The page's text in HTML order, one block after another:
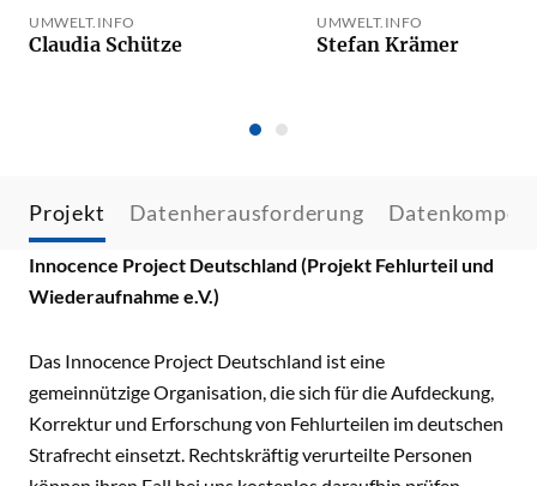
UMWELT.INFO
Claudia Schütze
UMWELT.INFO
Stefan Krämer
Projekt Datenherausforderung
Innocence Project Deutschland (Projekt Fehlurteil und
Wiederaufnahme e.V.)
Das Innocence Project Deutschland ist eine
gemeinnützige Organisation, die sich für die Aufdeckung,
Korrektur und Erforschung von Fehlurteilen im deutschen
Strafrecht einsetzt. Rechtskräftig verurteilte Personen